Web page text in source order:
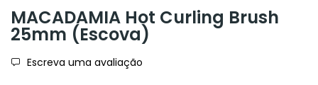
MACADAMIA Hot Curling Brush
25mm (Escova)
Escreva uma avaliação